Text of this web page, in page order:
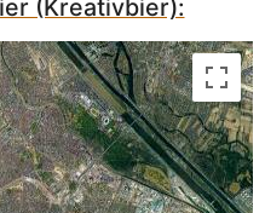
(Kreativbier):